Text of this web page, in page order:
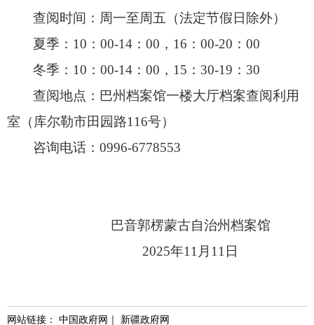
查阅时间：周一至周五（法定节假日除外）
夏季：10：00-14：00，16：00-20：00
冬季：10：00-14：00，15：30-19：30
查阅地点：巴州档案馆一楼大厅档案查阅利用
室（库尔勒市田园路116号）
咨询电话：0996-6778553
巴音郭楞蒙古自治州档案馆
2025年11月11日
网站链接： 中国政府网 ｜ 新疆政府网